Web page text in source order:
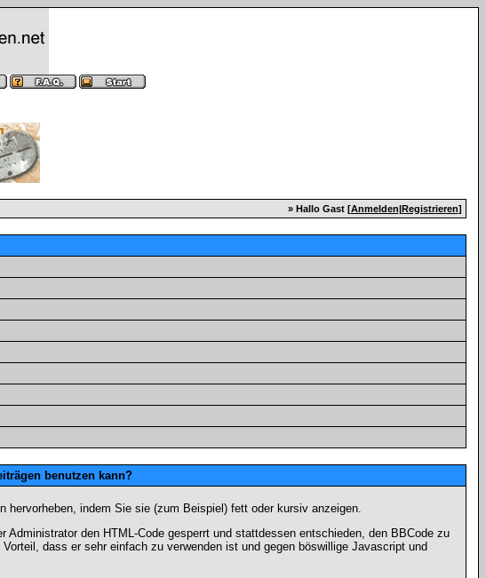
» Hallo Gast [Anmelden|Registrieren]
benutzen kann?
hervorheben, indem Sie sie (zum Beispiel) fett oder kursiv anzeigen.
den HTML-Code gesperrt und stattdessen entschieden, den BBCode zu
dass er sehr einfach zu verwenden ist und gegen böswillige Javascript und